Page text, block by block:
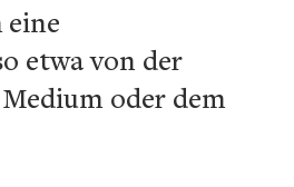
eine
etwa von der
oder dem